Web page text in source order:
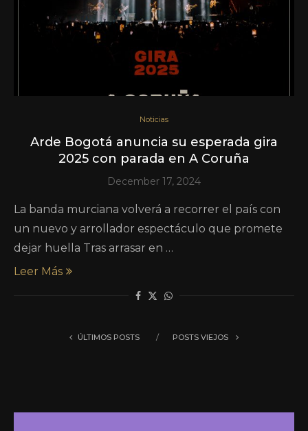
Noticias
Arde Bogotá anuncia su esperada gira
2025 con parada en A Coruña
December 17, 2024
La banda murciana volverá a recorrer el país con
un nuevo y arrollador espectáculo que promete
dejar huella Tras arrasar en …
Leer Más
ÚLTIMOS POSTS POSTS VIEJOS